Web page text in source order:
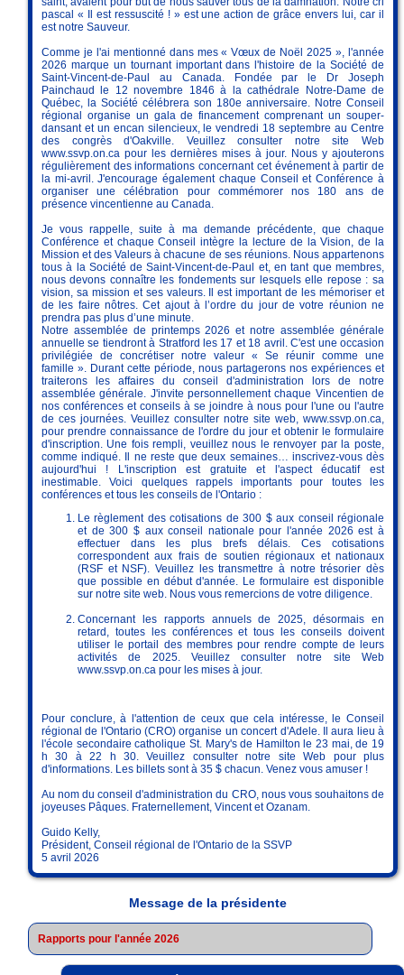
pascal « Il est ressuscité ! » est une action de grâce envers lui, car il
est notre Sauveur.
Comme je l'ai mentionné dans mes « Vœux de Noël 2025 », l'année
2026 marque un tournant important dans l'histoire de la Société de
Saint-Vincent-de-Paul au Canada. Fondée par le Dr Joseph
Painchaud le 12 novembre 1846 à la cathédrale Notre-Dame de
Québec, la Société célébrera son 180e anniversaire. Notre Conseil
régional organise un gala de financement comprenant un souper-
dansant et un encan silencieux, le vendredi 18 septembre au Centre
des congrès d'Oakville. Veuillez consulter notre site Web
www.ssvp.on.ca pour les dernières mises à jour. Nous y ajouterons
régulièrement des informations concernant cet événement à partir de
la mi-avril. J'encourage également chaque Conseil et Conférence à
organiser une célébration pour commémorer nos 180 ans de
présence vincentienne au Canada.
Je vous rappelle, suite à ma demande précédente, que chaque
Conférence et chaque Conseil intègre la lecture de la Vision, de la
Mission et des Valeurs à chacune de ses réunions. Nous appartenons
tous à la Société de Saint-Vincent-de-Paul et, en tant que membres,
nous devons connaître les fondements sur lesquels elle repose : sa
vision, sa mission et ses valeurs. Il est important de les mémoriser et
de les faire nôtres. Cet ajout à l’ordre du jour de votre réunion ne
prendra pas plus d’une minute.
Notre assemblée de printemps 2026 et notre assemblée générale
annuelle se tiendront à Stratford les 17 et 18 avril. C'est une occasion
privilégiée de concrétiser notre valeur « Se réunir comme une
famille ». Durant cette période, nous partagerons nos expériences et
traiterons les affaires du conseil d'administration lors de notre
assemblée générale. J'invite personnellement chaque Vincentien de
nos conférences et conseils à se joindre à nous pour l'une ou l'autre
de ces journées. Veuillez consulter notre site web, www.ssvp.on.ca,
pour prendre connaissance de l'ordre du jour et obtenir le formulaire
d'inscription. Une fois rempli, veuillez nous le renvoyer par la poste,
comme indiqué. Il ne reste que deux semaines… inscrivez-vous dès
aujourd'hui ! L'inscription est gratuite et l'aspect éducatif est
inestimable. Voici quelques rappels importants pour toutes les
conférences et tous les conseils de l'Ontario :
Le règlement des cotisations de 300 $ aux conseil régionale
et de 300 $ aux conseil nationale pour l'année 2026 est à
effectuer dans les plus brefs délais. Ces cotisations
correspondent aux frais de soutien régionaux et nationaux
(RSF et NSF). Veuillez les transmettre à notre trésorier dès
que possible en début d'année. Le formulaire est disponible
sur notre site web. Nous vous remercions de votre diligence.
Concernant les rapports annuels de 2025, désormais en
retard, toutes les conférences et tous les conseils doivent
utiliser le portail des membres pour rendre compte de leurs
activités de 2025. Veuillez consulter notre site Web
www.ssvp.on.ca pour les mises à jour.
Pour conclure, à l'attention de ceux que cela intéresse, le Conseil
régional de l'Ontario (CRO) organise un concert d'Adele. Il aura lieu à
l'école secondaire catholique St. Mary's de Hamilton le 23 mai, de 19
h 30 à 22 h 30. Veuillez consulter notre site Web pour plus
d'informations. Les billets sont à 35 $ chacun. Venez vous amuser !
Au nom du conseil d'administration du CRO, nous vous souhaitons de
joyeuses Pâques. Fraternellement, Vincent et Ozanam.
Guido Kelly,
Président, Conseil régional de l'Ontario de la SSVP
5 avril 2026
Message de la présidente
Rapports pour l'année 2026